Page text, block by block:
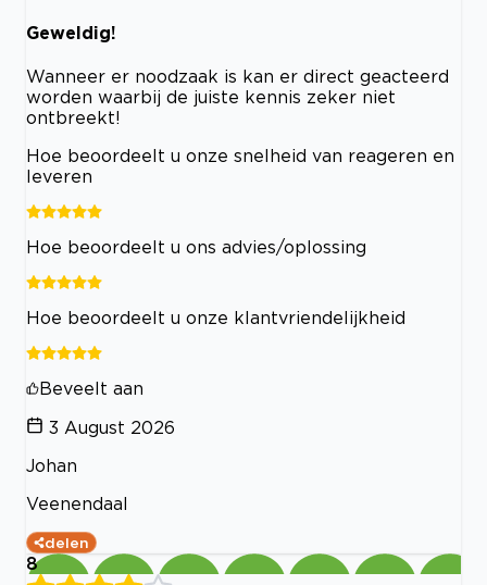
Geweldig!
Wanneer er noodzaak is kan er direct geacteerd
worden waarbij de juiste kennis zeker niet
ontbreekt!
Hoe beoordeelt u onze snelheid van reageren en
leveren
Hoe beoordeelt u ons advies/oplossing
Hoe beoordeelt u onze klantvriendelijkheid
Beveelt aan
3 August 2026
Johan
Veenendaal
delen
8